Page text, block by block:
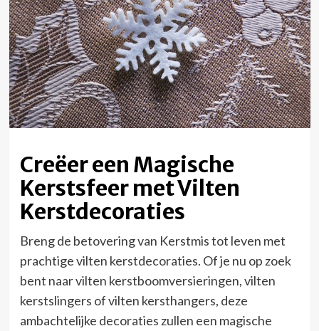
Creëer een Magische
Kerstsfeer met Vilten
Kerstdecoraties
Breng de betovering van Kerstmis tot leven met
prachtige vilten kerstdecoraties. Of je nu op zoek
bent naar vilten kerstboomversieringen, vilten
kerstslingers of vilten kersthangers, deze
ambachtelijke decoraties zullen een magische